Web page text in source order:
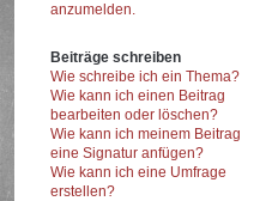
anzumelden.
Beiträge schreiben
Wie schreibe ich ein Thema?
Wie kann ich einen Beitrag
bearbeiten oder löschen?
Wie kann ich meinem Beitrag
eine Signatur anfügen?
Wie kann ich eine Umfrage
erstellen?